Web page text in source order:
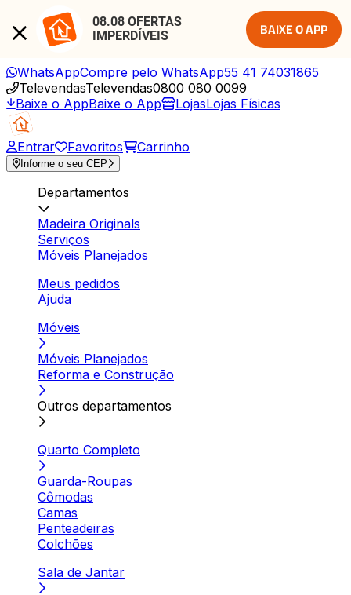
08.08 OFERTAS
IMPERDÍVEIS
BAIXE O APP
WhatsAppCompre pelo WhatsApp55 41 74031865
TelevendasTelevendas0800 080 0099
Baixe o AppBaixe o App LojasLojas Físicas
Entrar Favoritos Carrinho
Informe o seu CEP
Departamentos
Madeira Originals
Serviços
Móveis Planejados
Meus pedidos
Ajuda
Móveis
Móveis Planejados
Reforma e Construção
Outros departamentos
Quarto Completo
Guarda-Roupas
Cômodas
Camas
Penteadeiras
Colchões
Sala de Jantar